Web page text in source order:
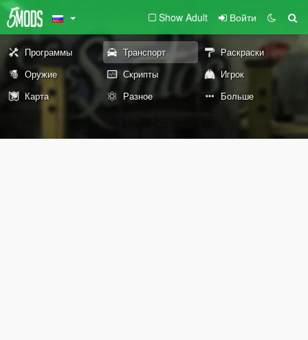
Show Adult Войти
Программы Транспорт
Раскраски
Оружие
Скрипты
Игрок
Карта
Разное Больше